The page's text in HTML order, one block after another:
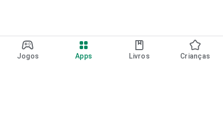
Jogos Apps Livros Crianças